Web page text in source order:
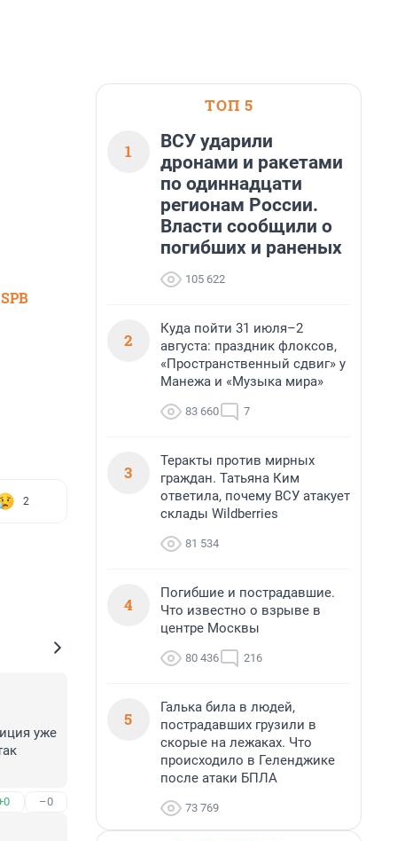
2
уже
–0
ТОП 5
1
ВСУ ударили
дронами и ракетами
по одиннадцати
регионам России.
Власти сообщили о
погибших и раненых
105 622
2
Куда пойти 31 июля–2
августа: праздник флоксов,
«Пространственный сдвиг» у
Манежа и «Музыка мира»
83 660 7
3
Теракты против мирных
граждан. Татьяна Ким
ответила, почему ВСУ атакует
склады Wildberries
81 534
4
Погибшие и пострадавшие.
Что известно о взрыве в
центре Москвы
80 436 216
5
Галька била в людей,
пострадавших грузили в
скорые на лежаках. Что
происходило в Геленджике
после атаки БПЛА
73 769